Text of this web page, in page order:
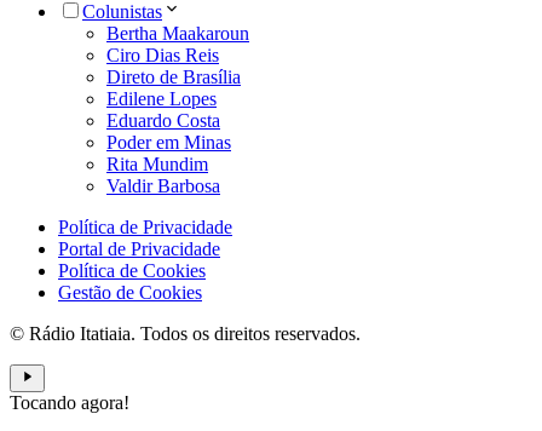
Colunistas
Bertha Maakaroun
Ciro Dias Reis
Direto de Brasília
Edilene Lopes
Eduardo Costa
Poder em Minas
Rita Mundim
Valdir Barbosa
Política de Privacidade
Portal de Privacidade
Política de Cookies
Gestão de Cookies
© Rádio Itatiaia. Todos os direitos reservados.
Tocando agora!